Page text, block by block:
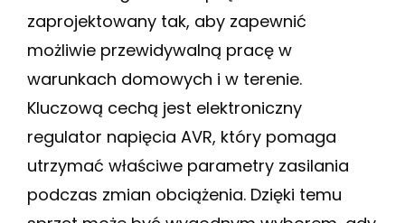
zaprojektowany tak, aby zapewnić
możliwie przewidywalną pracę w
warunkach domowych i w terenie.
Kluczową cechą jest elektroniczny
regulator napięcia AVR, który pomaga
utrzymać właściwe parametry zasilania
podczas zmian obciążenia. Dzięki temu